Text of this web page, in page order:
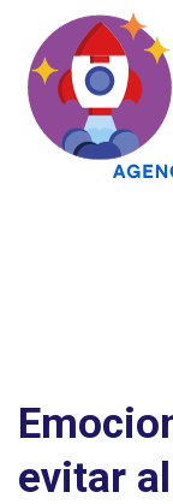
evitar
Optimiza tu
para las AI
Google
Overviews y
LLMs